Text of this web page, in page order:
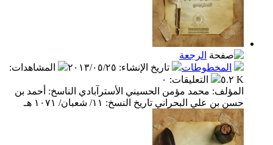
الرجعة
المخطوطات
تاريخ الإنشاء: ٢٠١٣/٠٥/٢٥ المشاهدات:
٥.٢ K
التعليقات: ٠
المؤلف: محمد مؤمن الحسيني الأسترآبادي الناسخ: أحمد بن
حسن بن علي البحراني تاريخ النسخ: ١١/ شعبان/ ١٠٧١ هـ